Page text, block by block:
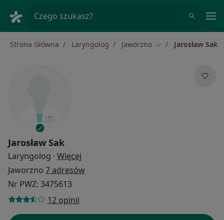
Czego szukasz?
Strona Główna Laryngolog Jaworzno Zmień miasto
Jarosław Sak
Jarosław Sak
Laryngolog · Więcej
Jaworzno 7 adresów
Nr PWZ: 3475613
12 opinii